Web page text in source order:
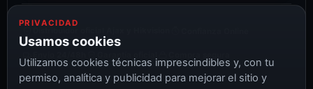
PRIVACIDAD
Usamos cookies
Utilizamos cookies técnicas imprescindibles y, con tu
permiso, analítica y publicidad para mejorar el sitio y